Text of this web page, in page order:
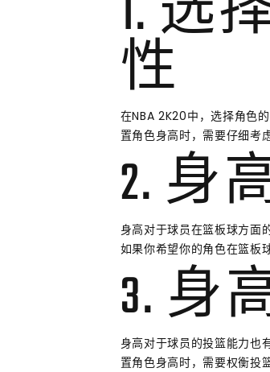
性
在NBA 2K20中，选择角色
置角色身高时，需要仔细考
2. 身
身高对于球员在篮板球方面
如果你希望你的角色在篮板
3. 身
身高对于球员的投篮能力也
置角色身高时，需要权衡投